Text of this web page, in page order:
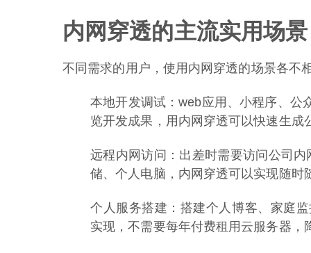
内网穿透的主流实用场景
不同需求的用户，使用内网穿透的场景各不
本地开发调试：web应用、小程序、公
览开发成果，用内网穿透可以快速生
远程内网访问：出差时需要访问公司
储、个人电脑，内网穿透可以实现随
个人服务搭建：搭建个人博客、家庭
实现，不需要每年付费租用云服务器，